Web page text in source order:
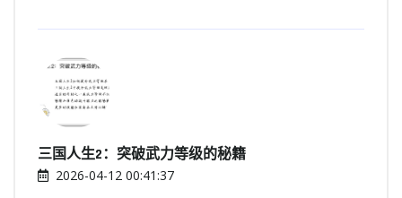
三国人生2：突破武力等级的秘籍
2026-04-12 00:41:37